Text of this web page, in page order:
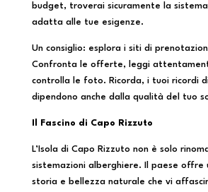
budget, troverai sicuramente la
adatta alle tue esigenze.
Un consiglio: esplora i siti di
Confronta le offerte, leggi
controlla le foto. Ricorda, i tuoi ricordi
dipendono anche dalla qualità del tuo
Il Fascino di Capo Rizzuto
L’Isola di Capo Rizzuto non è solo
sistemazioni alberghiere. Il paese offre
storia e bellezza naturale che vi